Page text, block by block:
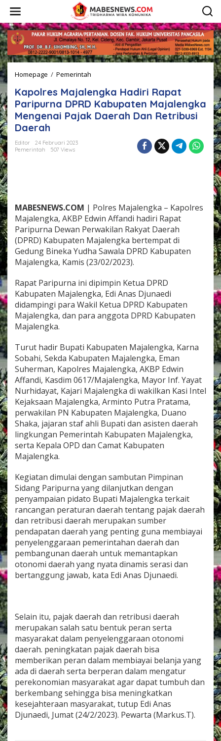
w
a
t
i
k
e
k
o
n
t
e
n
Homepage / Pemerintah
p
o
g
k
a
H
a
d
i
i
R
a
p
a
r
i
p
u
n
a
D
P
R
D
K
u
p
a
e
n
M
a
j
a
l
e
M
e
n
e
n
a
i
P
a
j
a
Kapolres Majalengka Hadiri Rapat
Paripurna DPRD Kabupaten Majalengka
Mengenai Pajak Daerah Dan Retribusi
Daerah
Editor
24 Februari 2023
Pemerintah
507 Views
MABESNEWS.COM | Polres Majalengka – Kapolres
Majalengka, AKBP Edwin Affandi hadiri Rapat
Paripurna Dewan Perwakilan Rakyat Daerah
(DPRD) Kabupaten Majalengka bertempat di
Gedung Bineka Yudha Sawala DPRD Kabupaten
Majalengka, Kamis (23/02/2023).
Rapat Paripurna ini dipimpin Ketua DPRD
Kabupaten Majalengka, Edi Anas Djunaedi
didampingi para Wakil Ketua DPRD Kabupaten
Majalengka, dan para anggota DPRD Kabupaten
Majalengka.
Turut hadir Bupati Kabupaten Majalengka, Karna
Sobahi, Sekda Kabupaten Majalengka, Eman
Suherman, Kapolres Majalengka, AKBP Edwin
Affandi, Kasdim 0617/Majalengka, Mayor Inf. Yayat
Nurhidayat, Kajari Majalengka di wakilkan Kasi Intel
Kejaksaan Majalengka, Arminto Putra Pratama,
perwakilan PN Kabupaten Majalengka, Duano
Shaka, jajaran staf ahli Bupati dan asisten daerah
lingkungan Pemerintah Kabupaten Majalengka,
serta Kepala OPD dan Camat Kabupaten
Majalengka.
Kegiatan dimulai dengan sambutan Pimpinan
Sidang Paripurna yang dilanjutkan dengan
penyampaian pidato Bupati Majalengka terkait
rancangan peraturan daerah tentang pajak daerah
dan retribusi daerah merupakan sumber
pendapatan daerah yang penting guna membiayai
penyelenggaraan pemerintahan daerah dan
pembangunan daerah untuk memantapkan
otonomi daerah yang nyata dinamis serasi dan
bertanggung jawab, kata Edi Anas Djunaedi.
Selain itu, pajak daerah dan retribusi daerah
merupakan salah satu bentuk peran serta
masyarakat dalam penyelenggaraan otonomi
daerah. peningkatan pajak daerah bisa
memberikan peran dalam membiayai belanja yang
ada di daerah serta berperan dalam mengatur
perekonomian masyarakat agar dapat tumbuh dan
berkembang sehingga bisa meningkatkan
kesejahteraan masyarakat, tutup Edi Anas
Djunaedi, Jumat (24/2/2023). Pewarta (Markus.T).